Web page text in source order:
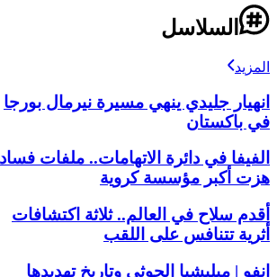
السلاسل
المزيد
انهيار جليدي ينهي مسيرة نيرمال بورجا
في باكستان
الفيفا في دائرة الاتهامات.. ملفات فساد
هزت أكبر مؤسسة كروية
أقدم سلاح في العالم.. ثلاثة اكتشافات
أثرية تتنافس على اللقب
انفو | ميليشيا الحوثي وتاريخ تهديدها